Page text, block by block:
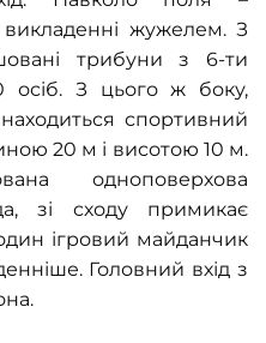
викладенні жужелем. З
трибуни з 6-ти
осіб. З цього ж боку,
спортивний
20 м і висотою 10 м.
одноповерхова
зі сходу примикає
ігровий майданчик
Головний вхід з